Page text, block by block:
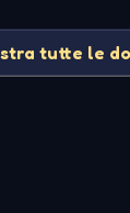
tutte le